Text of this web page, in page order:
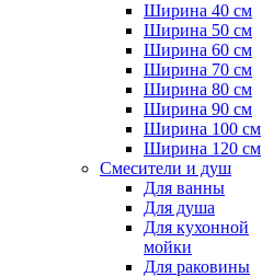
Ширина 40 см
Ширина 50 см
Ширина 60 см
Ширина 70 см
Ширина 80 см
Ширина 90 см
Ширина 100 см
Ширина 120 см
Смесители и душ
Для ванны
Для душа
Для кухонной
мойки
Для раковины